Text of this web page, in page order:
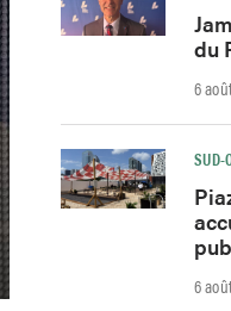
du
6
SUD-
6